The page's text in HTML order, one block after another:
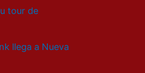
tour de
llega a Nueva